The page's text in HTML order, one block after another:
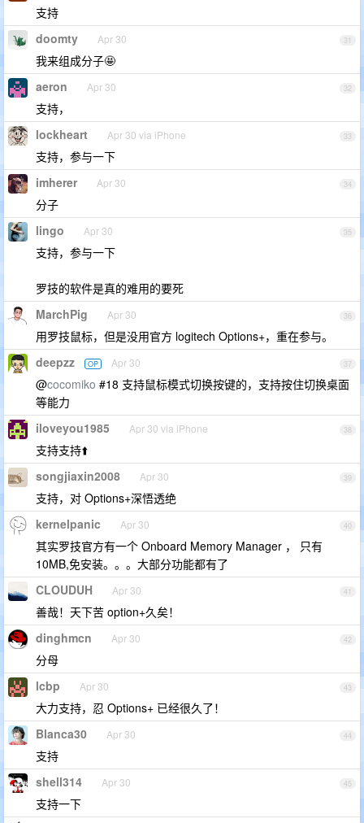
支持
31
doomty Apr 30
我来组成分子🤩
32
aeron Apr 30
支持，
33
lockheart Apr 30 via iPhone
支持，参与一下
34
imherer Apr 30
分子
35
lingo Apr 30
支持，参与一下
罗技的软件是真的难用的要死
36
MarchPig Apr 30
用罗技鼠标，但是没用官方 logitech Options+，重在参与。
37
deepzz OP Apr 30
@cocomiko #18 支持鼠标模式切换按键的，支持按住切换桌面
等能力
38
iloveyou1985 Apr 30 via iPhone
支持支持⬆️
39
songjiaxin2008 Apr 30
支持，对 Options+深悟透绝
40
kernelpanic Apr 30
其实罗技官方有一个 Onboard Memory Manager ， 只有
10MB,免安装。。。大部分功能都有了
41
CLOUDUH Apr 30
善哉！天下苦 option+久矣！
42
dinghmcn Apr 30
分母
43
lcbp Apr 30
大力支持，忍 Options+ 已经很久了！
44
Blanca30 Apr 30
支持
45
shell314 Apr 30
支持一下